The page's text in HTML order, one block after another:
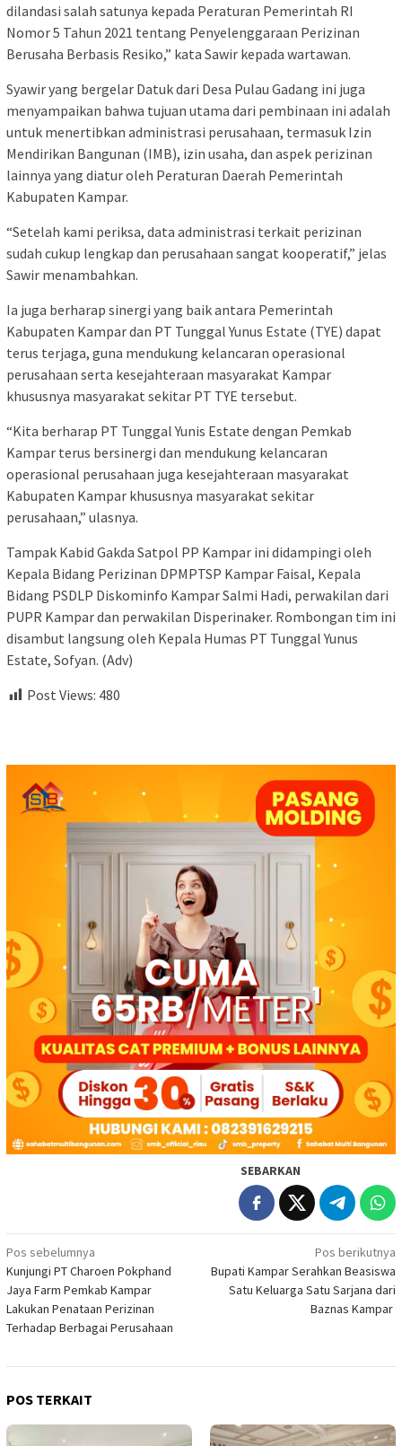
dilandasi salah satunya kepada Peraturan Pemerintah RI
Nomor 5 Tahun 2021 tentang Penyelenggaraan Perizinan
Berusaha Berbasis Resiko,” kata Sawir kepada wartawan.
Syawir yang bergelar Datuk dari Desa Pulau Gadang ini juga
menyampaikan bahwa tujuan utama dari pembinaan ini adalah
untuk menertibkan administrasi perusahaan, termasuk Izin
Mendirikan Bangunan (IMB), izin usaha, dan aspek perizinan
lainnya yang diatur oleh Peraturan Daerah Pemerintah
Kabupaten Kampar.
“Setelah kami periksa, data administrasi terkait perizinan
sudah cukup lengkap dan perusahaan sangat kooperatif,” jelas
Sawir menambahkan.
Ia juga berharap sinergi yang baik antara Pemerintah
Kabupaten Kampar dan PT Tunggal Yunus Estate (TYE) dapat
terus terjaga, guna mendukung kelancaran operasional
perusahaan serta kesejahteraan masyarakat Kampar
khususnya masyarakat sekitar PT TYE tersebut.
“Kita berharap PT Tunggal Yunis Estate dengan Pemkab
Kampar terus bersinergi dan mendukung kelancaran
operasional perusahaan juga kesejahteraan masyarakat
Kabupaten Kampar khususnya masyarakat sekitar
perusahaan,” ulasnya.
Tampak Kabid Gakda Satpol PP Kampar ini didampingi oleh
Kepala Bidang Perizinan DPMPTSP Kampar Faisal, Kepala
Bidang PSDLP Diskominfo Kampar Salmi Hadi, perwakilan dari
PUPR Kampar dan perwakilan Disperinaker. Rombongan tim ini
disambut langsung oleh Kepala Humas PT Tunggal Yunus
Estate, Sofyan. (Adv)
Post Views: 480
SEBARKAN
Navigasi
pos
Pos sebelumnya
Kunjungi PT Charoen Pokphand
Jaya Farm Pemkab Kampar
Lakukan Penataan Perizinan
Terhadap Berbagai Perusahaan
Pos berikutnya
Bupati Kampar Serahkan Beasiswa
Satu Keluarga Satu Sarjana dari
Baznas Kampar
POS TERKAIT